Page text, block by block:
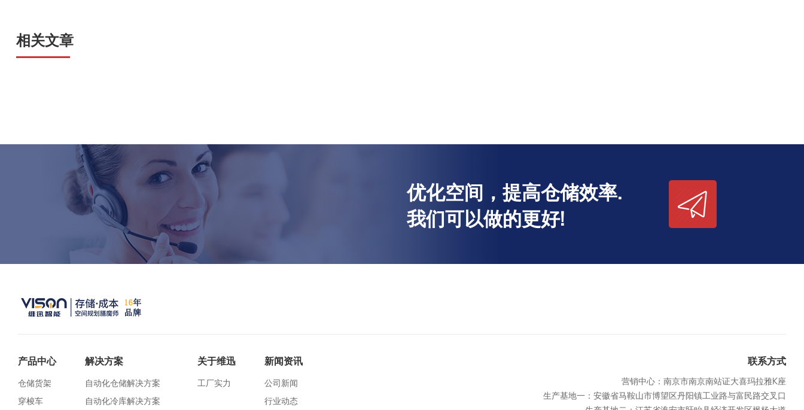
相关文章
优化空间，提高仓储效率.
我们可以做的更好!
产品中心
仓储货架
穿梭车
解决方案
自动化仓储解决方案
自动化冷库解决方案
关于维迅
工厂实力
新闻资讯
公司新闻
行业动态
联系方式
营销中心：南京市南京南站证大喜玛拉雅K座
生产基地一：安徽省马鞍山市博望区丹阳镇工业路与富民路交叉口